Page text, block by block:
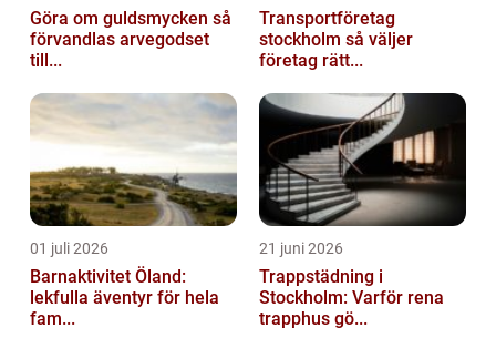
Göra om guldsmycken så
förvandlas arvegodset
till...
Transportföretag
stockholm så väljer
företag rätt...
01 juli 2026
Barnaktivitet Öland:
lekfulla äventyr för hela
fam...
21 juni 2026
Trappstädning i
Stockholm: Varför rena
trapphus gö...